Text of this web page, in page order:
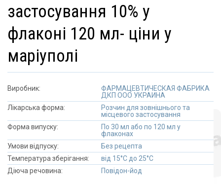
застосування 10% у
флаконі 120 мл- ціни у
маріуполі
Виробник:
ФАРМАЦЕВТИЧЕСКАЯ ФАБРИКА
ДКП ООО УКРАИНА
Лікарська форма:
Розчин для зовнішнього та
місцевого застосування
Форма випуску:
По 30 мл або по 120 мл у
флаконах
Умови відпуску:
Без рецепта
Температура зберігання:
від 15°C до 25°C
Діюча речовина:
Повідон-йод